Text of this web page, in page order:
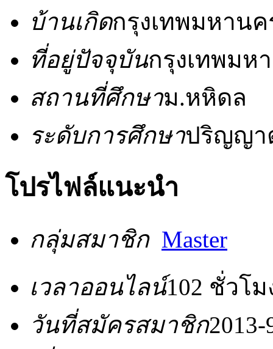
บ้านเกิดกรุงเทพมหานค
ที่อยู่ปัจจุบันกรุงเทพมห
สถานที่ศึกษาม.หหิดล
ระดับการศึกษาปริญญา
โปรไฟล์แนะนำ
กลุ่มสมาชิก Master
เวลาออนไลน์102 ชั่วโม
วันที่สมัครสมาชิก2013-